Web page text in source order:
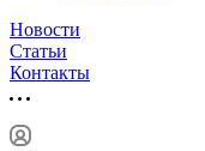
Новости
Статьи
Контакты